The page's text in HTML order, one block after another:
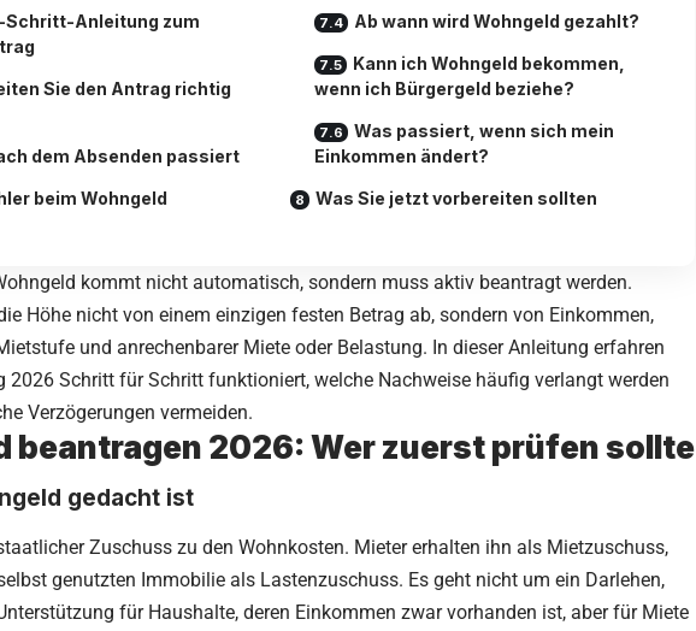
Anleitung zum
Sie den Antrag richtig
dem Absenden passiert
beim Wohngeld
Ab wann wird Wohngeld gezahlt?
Kann ich Wohngeld bekommen,
wenn ich Bürgergeld beziehe?
Was passiert, wenn sich mein
Einkommen ändert?
Was Sie jetzt vorbereiten sollten
kommt nicht automatisch, sondern muss aktiv beantragt werden.
Höhe nicht von einem einzigen festen Betrag ab, sondern von Einkommen,
und anrechenbarer Miete oder Belastung. In dieser Anleitung erfahren
2026 Schritt für Schritt funktioniert, welche Nachweise häufig verlangt werden
Verzögerungen vermeiden.
beantragen 2026: Wer zuerst prüfen sollte
gedacht ist
Zuschuss zu den Wohnkosten. Mieter erhalten ihn als Mietzuschuss,
genutzten Immobilie als Lastenzuschuss. Es geht nicht um ein Darlehen,
für Haushalte, deren Einkommen zwar vorhanden ist, aber für Miete